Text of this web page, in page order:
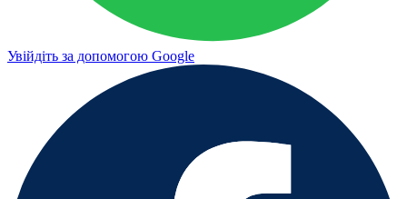
Увійдіть за допомогою Google